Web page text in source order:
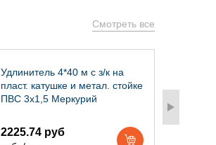
Смотреть все
Удлинитель 4*40 м с з/к на
пласт. катушке и метал. стойке
ПВС 3х1,5 Меркурий
2225.74 руб